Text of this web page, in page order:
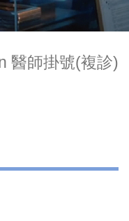
醫師掛號(複診)